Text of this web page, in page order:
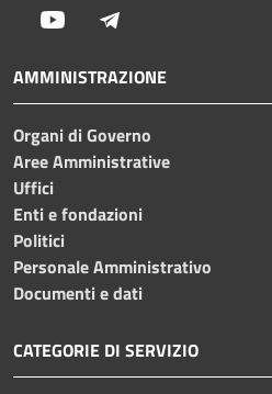
Youtube
AMMINISTRAZIONE
Organi di Governo
Aree Amministrative
Uffici
Enti e fondazioni
Politici
Personale Amministrativo
Documenti e dati
CATEGORIE DI SERVIZIO